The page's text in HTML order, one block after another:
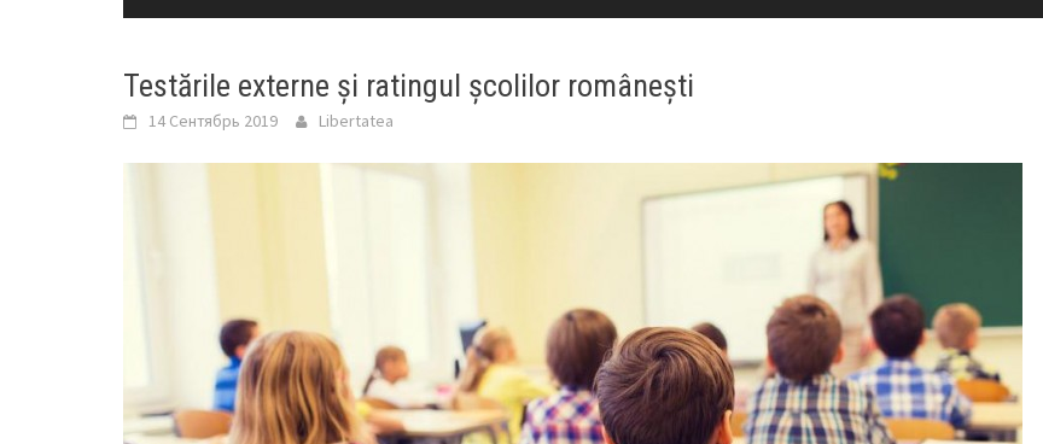
Testările externe și ratingul școlilor românești
14 Сентябрь 2019 Libertatea